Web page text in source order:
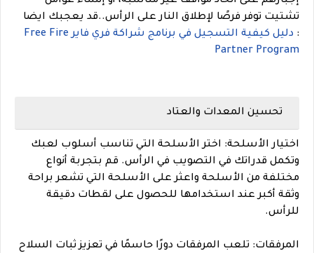
تشتيت توفر فرصًا لإطلاق النار على الرأس..قد يعجبك ايضا
:
دليل كيفية التسجيل في برنامج شراكة فري فاير Free Fire
Partner Program
تحسين المعدات والعتاد
اختيار الأسلحة: اختر الأسلحة التي تناسب أسلوب لعبك
وتكمل قدراتك في التصويب في الرأس. قم بتجربة أنواع
مختلفة من الأسلحة واعثر على الأسلحة التي تشعر براحة
وثقة أكبر عند استخدامها للحصول على لقطات دقيقة
للرأس.
المرفقات: تلعب المرفقات دورًا حاسمًا في تعزيز ثبات السلاح